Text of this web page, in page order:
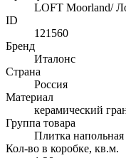
LOFT Moorland/
ID
121560
Бренд
Италонс
Страна
Россия
Материал
керамический
Группа товара
Плитка напольная
Кол-во в коробке, кв.м.